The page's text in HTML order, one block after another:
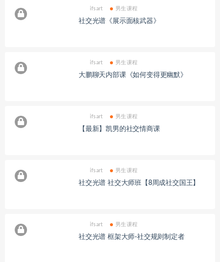
ifsart 男生课程
社交光谱《展示面核武器》
ifsart 男生课程
大鹏聊天内部课《如何变得更幽默》
ifsart 男生课程
【最新】凯男的社交情商课
ifsart 男生课程
社交光谱 社交大师班【8周成社交国王】
ifsart 男生课程
社交光谱 框架大师-社交规则制定者